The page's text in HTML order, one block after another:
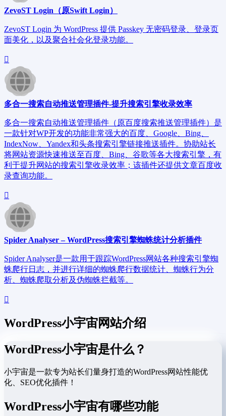
ZevoST Login（原Swift Login）
ZevoST Login 为 WordPress 提供 Passkey 无密码登录、登录页
面美化，以及聚合社会化登录功能。
多合一搜索自动推送管理插件-提升搜索引擎收录效率
多合一搜索自动推送管理插件（原百度搜索推送管理插件）是
一款针对WP开发的功能非常强大的百度、Google、Bing、
IndexNow、Yandex和头条搜索引擎链接推送插件。协助站长
将网站资源快速推送至百度、Bing、谷歌等各大搜索引擎，有
利于提升网站的搜索引擎收录效率；该插件还提供文章百度收
录查询功能。
Spider Analyser – WordPress搜索引擎蜘蛛统计分析插件
Spider Analyser是一款用于跟踪WordPress网站各种搜索引擎蜘
蛛爬行日志，并进行详细的蜘蛛爬行数据统计、蜘蛛行为分
析、蜘蛛爬取分析及伪蜘蛛拦截等。
WordPress小宇宙网站介绍
WordPress小宇宙是什么？
小宇宙是一款专为站长们量身打造的WordPress网站性能优
化、SEO优化插件！
WordPress小宇宙有哪些功能